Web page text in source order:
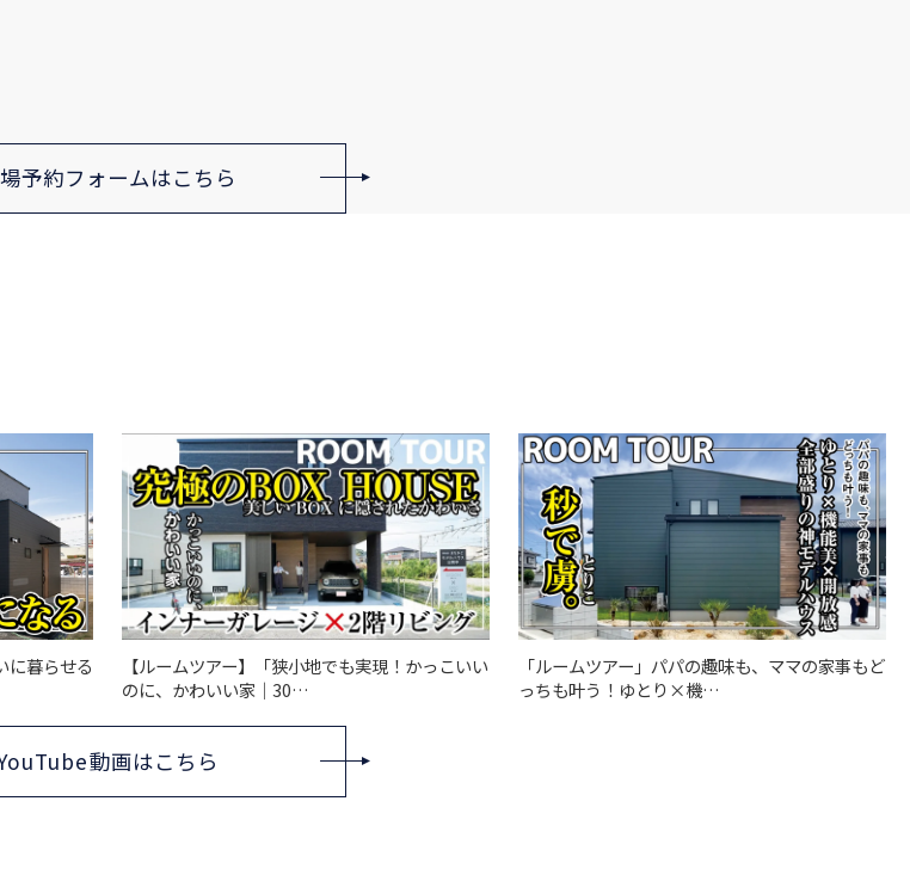
予約フォームはこちら
に暮らせる
【ルームツアー】「狭小地でも実現！かっこいい
のに、かわいい家｜30…
「ルームツアー」パパの趣味も、ママの家事もど
っちも叶う！ゆとり×機…
動画はこちら